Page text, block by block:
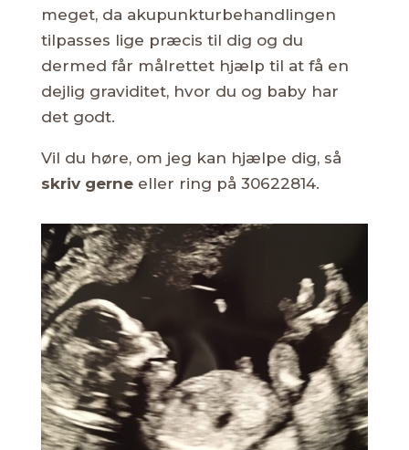
meget, da akupunkturbehandlingen
tilpasses lige præcis til dig og du
dermed får målrettet hjælp til at få en
dejlig graviditet, hvor du og baby har
det godt.
Vil du høre, om jeg kan hjælpe dig, så
skriv gerneeller ring på 30622814.